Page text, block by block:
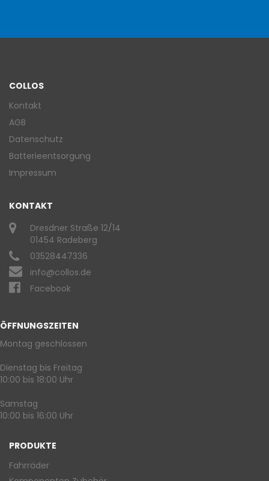
COLLOS
Kontakt
AGB
Datenschutz
Batterieentsorgung
Impressum
KONTAKT
Dresdner Straße 12/14
01454 Radeberg
03528447336
info@collos.de
Facebook
ÖFFNUNGSZEITEN
Montag geschlossen
Dienstag bis Freitag
10:00 bis 18:00 Uhr
Samstag
10:00 bis 16:00 Uhr
PRODUKTE
Fahrräder